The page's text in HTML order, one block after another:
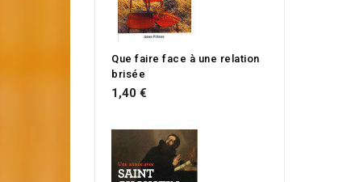
Que faire face à une relation
brisée
1,40 €